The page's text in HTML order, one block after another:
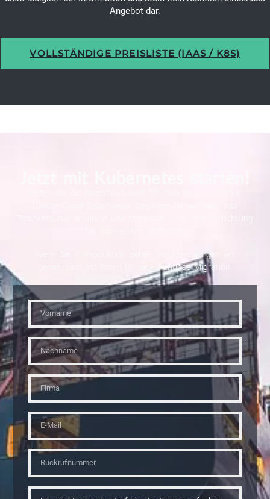
Angebot dar.
VOLLSTÄNDIGE PREISLISTE (IAAS / K8S)
Wenn Sie in Produktion gehen möchten, sorgen wir
gemeinsam mit Ihnen für eine nahtlose Migration.